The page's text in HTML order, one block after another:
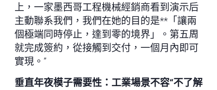
上，一家墨西哥工程機械經銷商看到演示后
主動聯系我們，我們在她的目的是**「讓兩
個極端同時停止，達到零的境界」。第五周
就完成簽約，從接觸到交付，一個月內即可
實現。”
垂直年夜模子需要性：工業場景不容“不了解